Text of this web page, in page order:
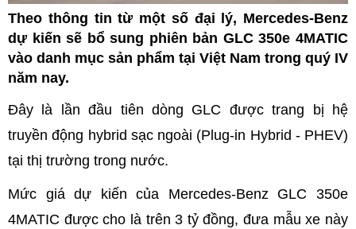
Theo thông tin từ một số đại lý, Mercedes-Benz
dự kiến sẽ bổ sung phiên bản GLC 350e 4MATIC
vào danh mục sản phẩm tại Việt Nam trong quý IV
năm nay.
Đây là lần đầu tiên dòng GLC được trang bị hệ
truyền động hybrid sạc ngoài (Plug-in Hybrid - PHEV)
tại thị trường trong nước.
Mức giá dự kiến của Mercedes-Benz GLC 350e
4MATIC được cho là trên 3 tỷ đồng, đưa mẫu xe này